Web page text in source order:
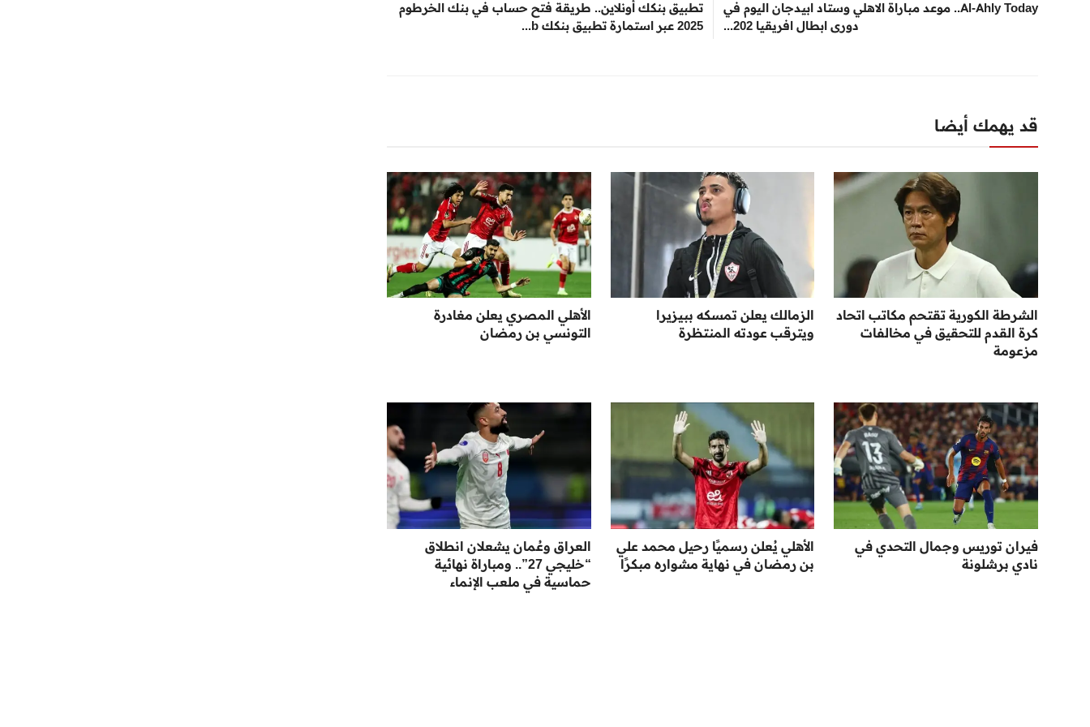
Al-Ahly Today.. موعد مباراة الاهلي وستاد ابيدجان اليوم في
دورى ابطال افريقيا 202...
تطبيق بنكك أونلاين.. طريقة فتح حساب في بنك الخرطوم
2025 عبر استمارة تطبيق بنكك b...
قد يهمك أيضا
الشرطة الكورية تقتحم مكاتب اتحاد
كرة القدم للتحقيق في مخالفات
مزعومة
الزمالك يعلن تمسكه ببيزيرا
ويترقب عودته المنتظرة
الأهلي المصري يعلن مغادرة
التونسي بن رمضان
فيران توريس وجمال التحدي في
نادي برشلونة
الأهلي يُعلن رسميًا رحيل محمد علي
بن رمضان في نهاية مشواره مبكرًا
العراق وعُمان يشعلان انطلاق
“خليجي 27”.. ومباراة نهائية
حماسية في ملعب الإنماء